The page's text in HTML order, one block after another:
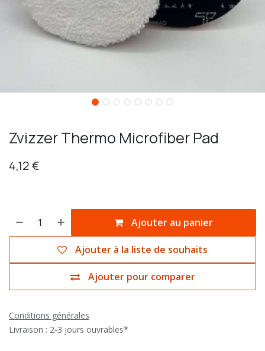
Zvizzer Thermo Microfiber Pad
4,12€
Ajouter au panier
Ajouter pour comparer
Ajouter à la liste de souhaits
Conditions générales
Livraison : 2-3 jours ouvrables*